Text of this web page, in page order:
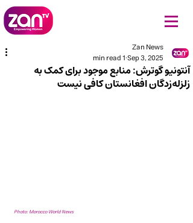
آنتونیو گوترش: منابع موجود برای کمک به
زلزله‌زدگان افغانستان کافی نیست
Zan News
Sep 3, 2025
1 min read
Photo: Morocco World News